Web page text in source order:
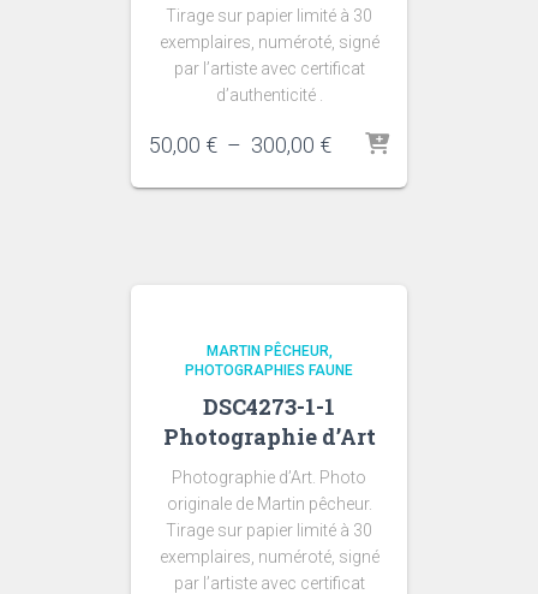
Tirage sur papier limité à 30
exemplaires, numéroté, signé
par l’artiste avec certificat
d’authenticité .
50,00 € – 300,00 €Plage
prix :
MARTIN PÊCHEUR
PHOTOGRAPHIES FAUNE
DSC4273-1-1
Photographie d’Art
Photographie d’Art. Photo
originale de Martin pêcheur.
Tirage sur papier limité à 30
exemplaires, numéroté, signé
par l’artiste avec certificat